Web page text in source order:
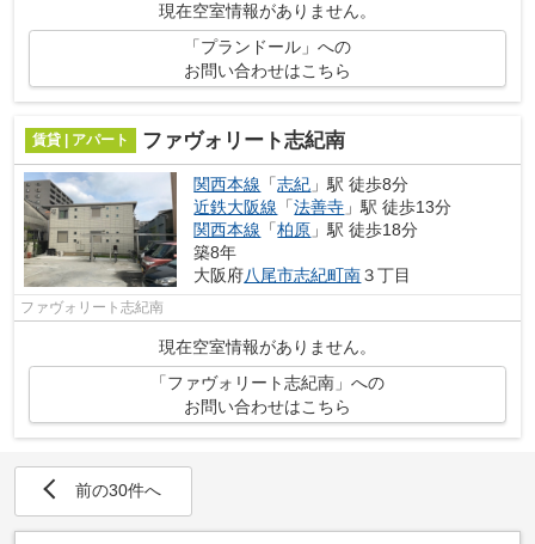
現在空室情報がありません。
「プランドール」への
お問い合わせはこちら
賃貸 | アパート ファヴォリート志紀南
関西本線 「志紀 」駅 徒歩8分
近鉄大阪線 「法善寺 」駅 徒歩13分
関西本線 「柏原 」駅 徒歩18分
築8年
大阪府八尾市志紀町南３丁目
ファヴォリート志紀南
現在空室情報がありません。
「ファヴォリート志紀南」への
お問い合わせはこちら
前の30件へ